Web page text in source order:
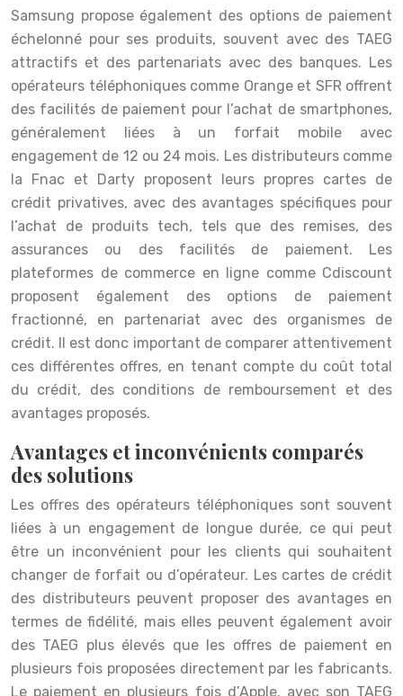
Samsung propose également des options de paiement
échelonné pour ses produits, souvent avec des TAEG
attractifs et des partenariats avec des banques. Les
opérateurs téléphoniques comme Orange et SFR offrent
des facilités de paiement pour l’achat de smartphones,
généralement liées à un forfait mobile avec
engagement de 12 ou 24 mois. Les distributeurs comme
la Fnac et Darty proposent leurs propres cartes de
crédit privatives, avec des avantages spécifiques pour
l’achat de produits tech, tels que des remises, des
assurances ou des facilités de paiement. Les
plateformes de commerce en ligne comme Cdiscount
proposent également des options de paiement
fractionné, en partenariat avec des organismes de
crédit. Il est donc important de comparer attentivement
ces différentes offres, en tenant compte du coût total
du crédit, des conditions de remboursement et des
avantages proposés.
Avantages et inconvénients comparés
des solutions
Les offres des opérateurs téléphoniques sont souvent
liées à un engagement de longue durée, ce qui peut
être un inconvénient pour les clients qui souhaitent
changer de forfait ou d’opérateur. Les cartes de crédit
des distributeurs peuvent proposer des avantages en
termes de fidélité, mais elles peuvent également avoir
des TAEG plus élevés que les offres de paiement en
plusieurs fois proposées directement par les fabricants.
Le paiement en plusieurs fois d’Apple, avec son TAEG